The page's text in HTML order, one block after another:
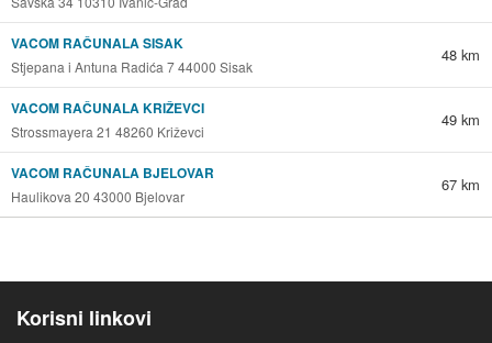
VACOM RAČUNALA SISAK
Stjepana i Antuna Radića 7 44000 Sisak
48 km
VACOM RAČUNALA KRIŽEVCI
Strossmayera 21 48260 Križevci
49 km
VACOM RAČUNALA BJELOVAR
Haulikova 20 43000 Bjelovar
67 km
Korisni linkovi